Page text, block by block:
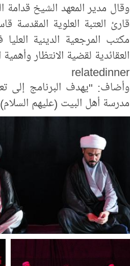
وقال مدير المعهد الشيخ قدامة
قارئ العتبة العلوية
مكتب المرجعية الدينية
العقائدية لقضية الانتظار
relatedinner
وأضاف: "يهدف البرنامج إلى
مدرسة أهل البيت (عليهم